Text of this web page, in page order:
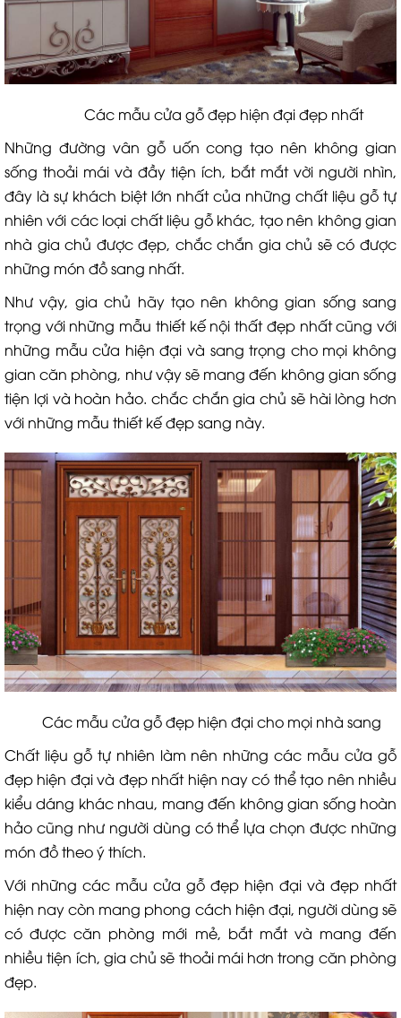
Các mẫu cửa gỗ đẹp hiện đại đẹp nhất
Những đường vân gỗ uốn cong tạo nên không gian
sống thoải mái và đầy tiện ích, bắt mắt vời người nhìn,
đây là sự khách biệt lớn nhất của những chất liệu gỗ tự
nhiên với các loại chất liệu gỗ khác, tạo nên không gian
nhà gia chủ được đẹp, chắc chắn gia chủ sẽ có được
những món đồ sang nhất.
Như vậy, gia chủ hãy tạo nên không gian sống sang
trọng với những mẫu thiết kế nội thất đẹp nhất cũng với
những mẫu cửa hiện đại và sang trọng cho mọi không
gian căn phòng, như vậy sẽ mang đến không gian sống
tiện lợi và hoàn hảo. chắc chắn gia chủ sẽ hài lòng hơn
với những mẫu thiết kế đẹp sang này.
Các mẫu cửa gỗ đẹp hiện đại cho mọi nhà sang
Chất liệu gỗ tự nhiên làm nên những các mẫu cửa gỗ
đẹp hiện đại và đẹp nhất hiện nay có thể tạo nên nhiều
kiểu dáng khác nhau, mang đến không gian sống hoàn
hảo cũng như người dùng có thể lựa chọn được những
món đồ theo ý thích.
Với những các mẫu cửa gỗ đẹp hiện đại và đẹp nhất
hiện nay còn mang phong cách hiện đại, người dùng sẽ
có được căn phòng mới mẻ, bắt mắt và mang đến
nhiều tiện ích, gia chủ sẽ thoải mái hơn trong căn phòng
đẹp.